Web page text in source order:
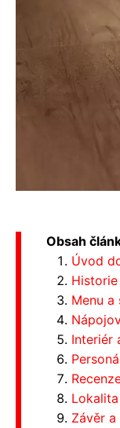
Obsah
Úvod
Menu a
Interiér
Závěr